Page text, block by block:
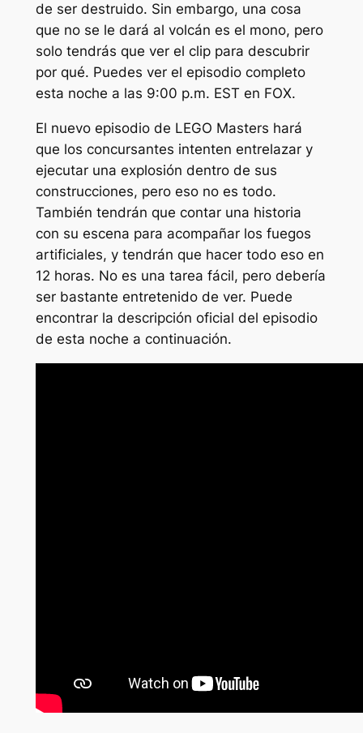
de ser destruido. Sin embargo, una cosa
que no se le dará al volcán es el mono, pero
solo tendrás que ver el clip para descubrir
por qué. Puedes ver el episodio completo
esta noche a las 9:00 p.m. EST en FOX.
El nuevo episodio de LEGO Masters hará
que los concursantes intenten entrelazar y
ejecutar una explosión dentro de sus
construcciones, pero eso no es todo.
También tendrán que contar una historia
con su escena para acompañar los fuegos
artificiales, y tendrán que hacer todo eso en
12 horas. No es una tarea fácil, pero debería
ser bastante entretenido de ver. Puede
encontrar la descripción oficial del episodio
de esta noche a continuación.